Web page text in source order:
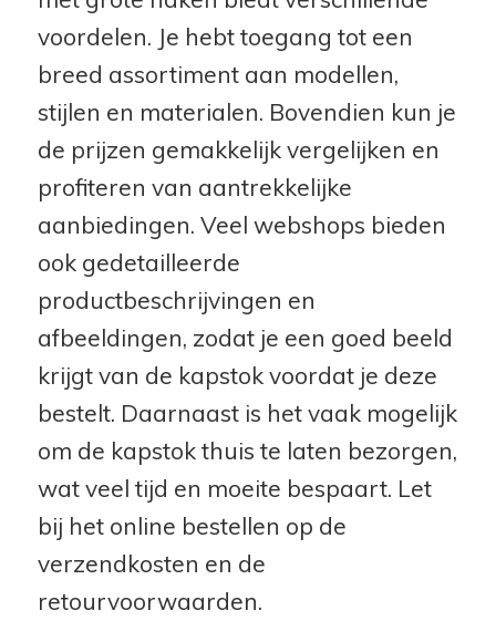
voordelen. Je hebt toegang tot een
breed assortiment aan modellen,
stijlen en materialen. Bovendien kun je
de prijzen gemakkelijk vergelijken en
profiteren van aantrekkelijke
aanbiedingen. Veel webshops bieden
ook gedetailleerde
productbeschrijvingen en
afbeeldingen, zodat je een goed beeld
krijgt van de kapstok voordat je deze
bestelt. Daarnaast is het vaak mogelijk
om de kapstok thuis te laten bezorgen,
wat veel tijd en moeite bespaart. Let
bij het online bestellen op de
verzendkosten en de
retourvoorwaarden.